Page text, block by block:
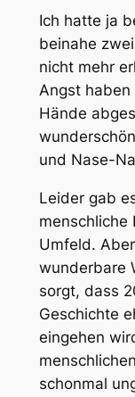
Ich hatte ja
beinahe
nicht mehr
Angst haben
Hände
und Nase-
Leider gab
menschliche
Umfeld.
wunderbare
sorgt, dass
Geschichte
eingehen
schonmal